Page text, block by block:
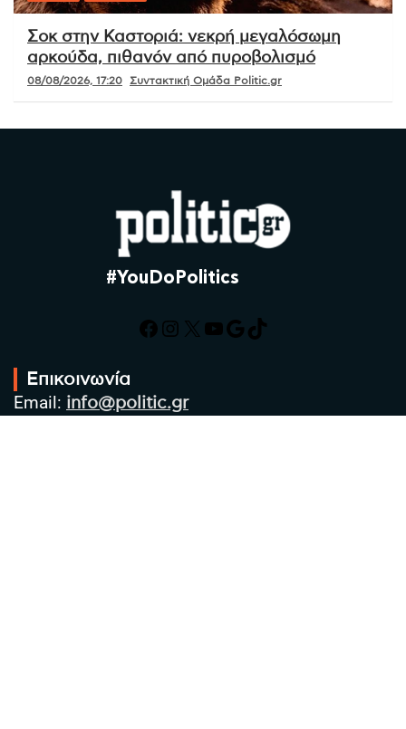
Σοκ στην Καστοριά: νεκρή μεγαλόσωμη
αρκούδα, πιθανόν από πυροβολισμό
08/08/2026, 17:20 Συντακτική Ομάδα Politic.gr
#YouDoPolitics
Facebook
Instagram
X YouTube
Google
TikTok
Επικοινωνία
Email: info@politic.gr